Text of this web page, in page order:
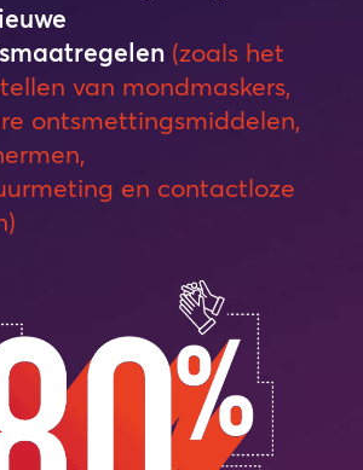
(zoals het
van mondmaskers,
ontsmettingsmiddelen,
en contactloze